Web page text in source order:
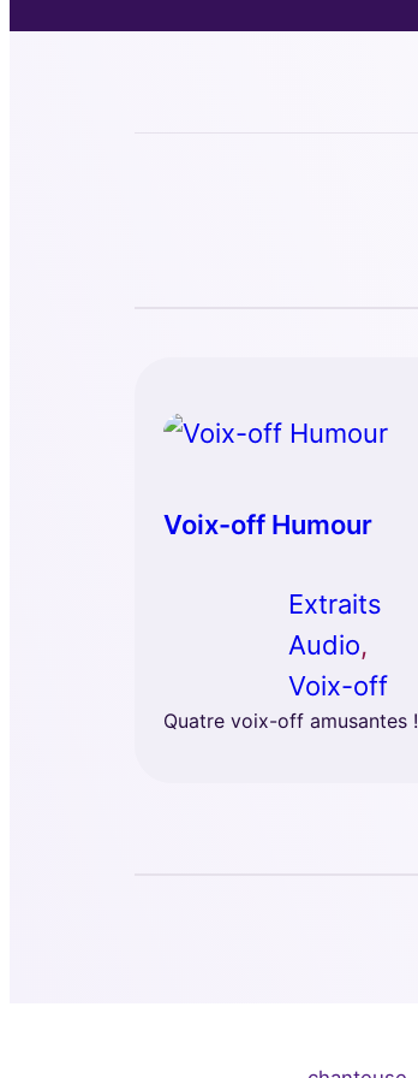
Voix-off Humour
Extraits
Audio
Voix-off
Quatre voix-off amusantes !